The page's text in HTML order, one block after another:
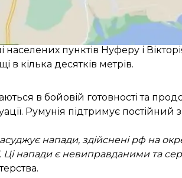
Стан повітряної
падіння уламків. Тож
пунктів Нуферу і
в кілька десятків метрів.
в бойовій готовності та
Румунія підтримує постійний
напади, здійснені рф на
Ці напади є невиправданими та